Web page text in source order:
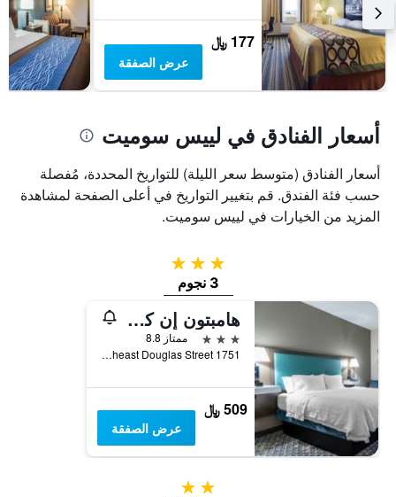
يعرض
متوسط
سعر
غرفة
177 ﷼
عرض الصفقة
أسعار الفنادق في لييس سوميت
أسعار الفنادق (متوسط سعر الليلة) للتواريخ المحددة، مُفصلة
حسب فئة الفندق. قم بتغيير التواريخ في أعلى الصفحة لمشاهدة
المزيد من الخيارات في لييس سوميت.
3 نجوم
3 نجوم
هامبتون إن كنساس سيتي-ليز سمت
3 نجوم
ممتاز 8.8
1751 Northeast Douglas Street, لييس سوميت, MO, الولايات المتحدة الأميريكية
509 ﷼
عرض الصفقة
2 نجمتين